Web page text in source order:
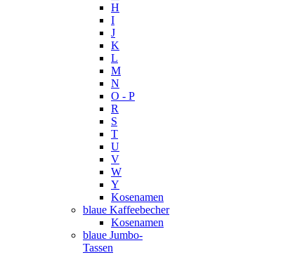
H
I
J
K
L
M
N
O - P
R
S
T
U
V
W
Y
Kosenamen
blaue Kaffeebecher
Kosenamen
blaue Jumbo-
Tassen